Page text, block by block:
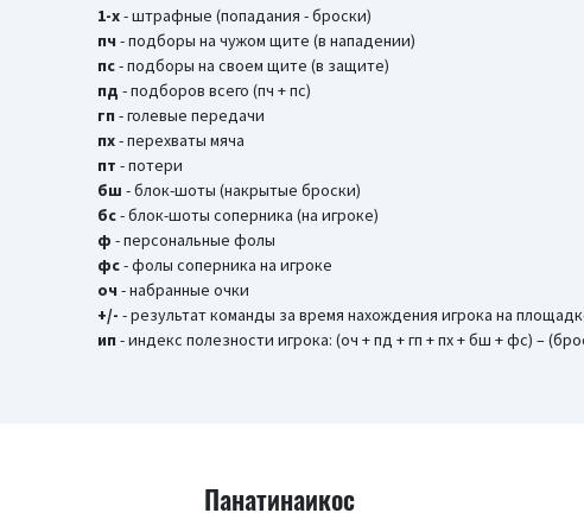
1-х- штрафные (попадания - броски)
пч - подборы на чужом щите (в нападении)
пс- подборы на своем щите (в защите)
пд - подборов всего (пч + пс)
гп - голевые передачи
пх- перехваты мяча
пт - потери
бш - блок-шоты (накрытые броски)
бc- блок-шоты соперника (на игроке)
ф - персональные фолы
фс- фолы соперника на игроке
оч - набранные очки
+/- - результат команды за время нахождения игрока на
ип - индекс полезности игрока: (оч + пд + гп + пх + бш + фс) –
Панатинаикос